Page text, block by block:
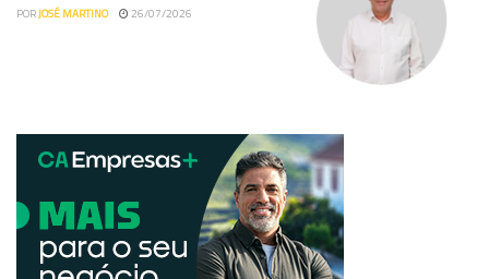
PORJOSÉ MARTINO 26/07/2026